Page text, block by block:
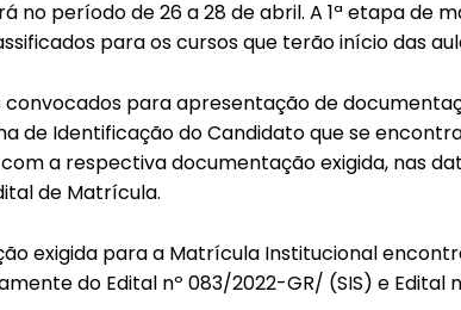
no período de 26 a 28 de abril. A 1ª etapa de
para os cursos que terão início das
convocados para apresentação de
de Identificação do Candidato que se
a respectiva documentação exigida, nas
de Matrícula.
exigida para a Matrícula Institucional
do Edital nº 083/2022-GR/ (SIS) e